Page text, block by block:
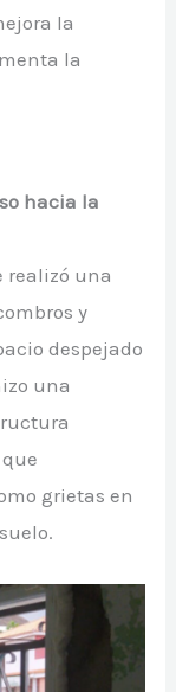
la
la
hacia la
realizó una
y
despejado
una
grietas en